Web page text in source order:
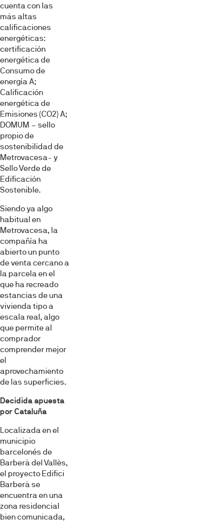
cuenta con las
más altas
calificaciones
energéticas:
certificación
energética de
Consumo de
energía A;
Calificación
energética de
Emisiones (CO2) A;
DOMUM – sello
propio de
sostenibilidad de
Metrovacesa- y
Sello Verde de
Edificación
Sostenible.
Siendo ya algo
habitual en
Metrovacesa, la
compañía ha
abierto un punto
de venta cercano a
la parcela en el
que ha recreado
estancias de una
vivienda tipo a
escala real, algo
que permite al
comprador
comprender mejor
el
aprovechamiento
de las superficies.
Decidida apuesta
por Cataluña
Localizada en el
municipio
barcelonés de
Barberà del Vallès,
el proyecto Edifici
Barberà se
encuentra en una
zona residencial
bien comunicada,